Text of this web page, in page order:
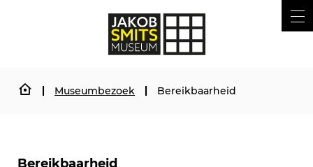
inhoud
Smitsmuseum
Museumbezoek Bereikbaarheid
Bereikbaarheid